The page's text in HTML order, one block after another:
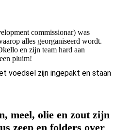
commissionar) was
alles georganiseerd wordt.
en zijn team hard aan
pluim!
voedsel zijn ingepakt en staan
meel, olie en zout zijn
zeep en folders over